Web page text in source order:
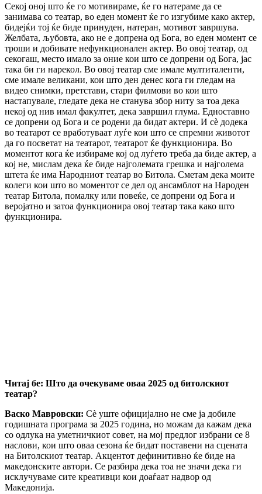
Секој оној што ќе го мотивираме, ќе го натераме да се
занимава со театар, во еден момент ќе го изгубиме како актер,
бидејќи тој ќе биде принуден, натеран, мотивот завршува.
Желбата, љубовта, ако не е допрена од Бога, во еден момент се
троши и добивате нефункционален актер. Во овој театар, од
секогаш, место имало за оние кои што се допрени од Бога, јас
така би ги нарекол. Во овој театар сме имале мултиталенти,
сме имале великани, кои што ден денес кога ги гледам на
видео снимки, претстави, стари филмови во кои што
настапувале, гледате дека не станува збор ниту за тоа дека
некој од нив имал факултет, дека завршил глума. Едноставно
се допрени од Бога и се родени да бидат актери. И сè додека
во театарот се вработуваат луѓе кои што се спремни животот
да го посветат на театарот, театарот ќе функционира. Во
моментот кога ќе избираме кој од луѓето треба да биде актер, а
кој не, мислам дека ќе биде најголемата грешка и најголема
штета ќе има Народниот театар во Битола. Сметам дека моите
колеги кои што во моментот се дел од ансамблот на Народен
театар Битола, помалку или повеќе, се допрени од Бога и
веројатно и затоа функционира овој театар така како што
функционира.
Читај бе: Што да очекуваме оваа 2025 од битолскиот
театар?
Васко Мавровски: Сè уште официјално не сме ја добиле
годишната програма за 2025 година, но можам да кажам дека
со одлука на уметничкиот совет, на мој предлог избрани се 8
наслови, кои што оваа сезона ќе бидат поставени на сцената
на Битолскиот театар. Акцентот дефинитивно ќе биде на
македонските автори. Се разбира дека тоа не значи дека ги
исклучуваме сите креативци кои доаѓаат надвор од
Македонија.